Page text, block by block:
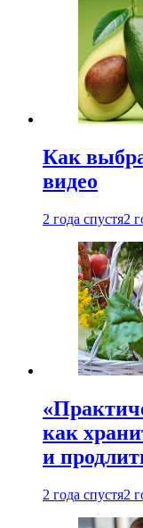
Как
видео
2 года спустя2
как
и
2 года спустя2